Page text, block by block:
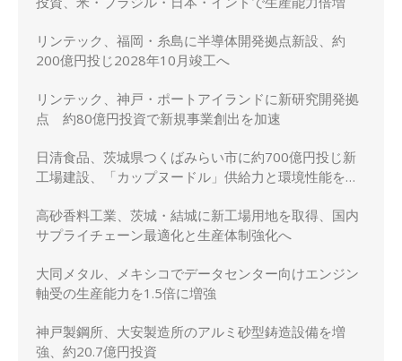
リンテック、福岡・糸島に半導体開発拠点新設、約
200億円投じ2028年10月竣工へ
リンテック、神戸・ポートアイランドに新研究開発拠
点 約80億円投資で新規事業創出を加速
日清食品、茨城県つくばみらい市に約700億円投じ新
工場建設、「カップヌードル」供給力と環境性能を強
高砂香料工業、茨城・結城に新工場用地を取得、国内
サプライチェーン最適化と生産体制強化へ
大同メタル、メキシコでデータセンター向けエンジン
軸受の生産能力を1.5倍に増強
神戸製鋼所、大安製造所のアルミ砂型鋳造設備を増
強、約20.7億円投資